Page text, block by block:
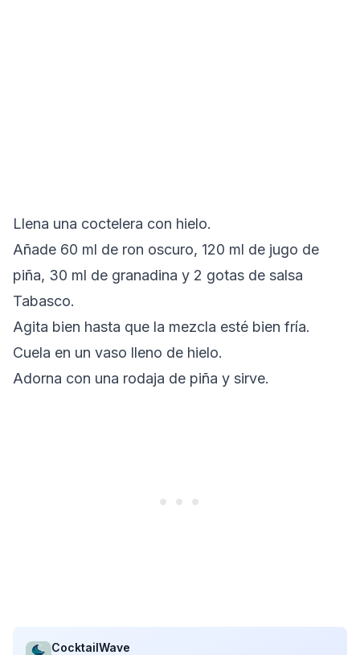
Llena una coctelera con hielo.
Añade 60 ml de ron oscuro, 120 ml de jugo de
piña, 30 ml de granadina y 2 gotas de salsa
Tabasco.
Agita bien hasta que la mezcla esté bien fría.
Cuela en un vaso lleno de hielo.
Adorna con una rodaja de piña y sirve.
CocktailWave